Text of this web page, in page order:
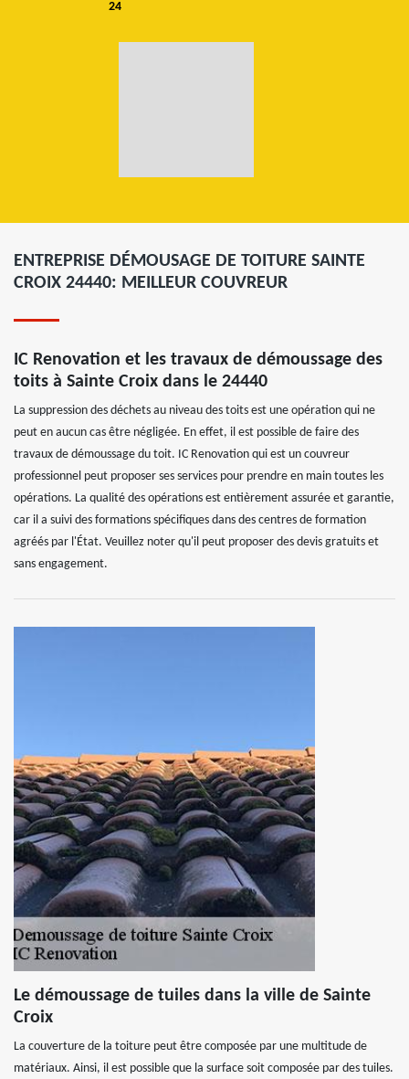
24
ENTREPRISE DÉMOUSAGE DE TOITURE SAINTE
CROIX 24440: MEILLEUR COUVREUR
IC Renovation et les travaux de démoussage des
toits à Sainte Croix dans le 24440
La suppression des déchets au niveau des toits est une opération qui ne
peut en aucun cas être négligée. En effet, il est possible de faire des
travaux de démoussage du toit. IC Renovation qui est un couvreur
professionnel peut proposer ses services pour prendre en main toutes les
opérations. La qualité des opérations est entièrement assurée et garantie,
car il a suivi des formations spécifiques dans des centres de formation
agréés par l'État. Veuillez noter qu'il peut proposer des devis gratuits et
sans engagement.
Le démoussage de tuiles dans la ville de Sainte
Croix
La couverture de la toiture peut être composée par une multitude de
matériaux. Ainsi, il est possible que la surface soit composée par des tuiles.